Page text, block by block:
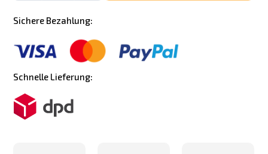
Sichere Bezahlung:
Schnelle Lieferung: